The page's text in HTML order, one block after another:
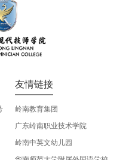
友情链接
岭南教育集团
广东岭南职业技术学院
岭南中英文幼儿园